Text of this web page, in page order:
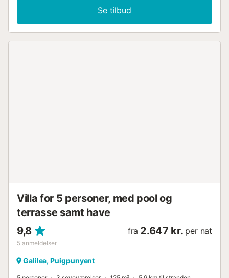
tilgængelige. Denne bolig tilbyder ikke: aircondition.
Feriebolig med fælles køkken, pool, have, terrasse og
grillområde, som gæsterne kan nyde. En parkeringsplads
Se tilbud
Villa for 5 personer, med pool og
terrasse samt have
9,8
5 anmeldelser
fra 2.647 kr. per nat
Galilea, Puigpunyent